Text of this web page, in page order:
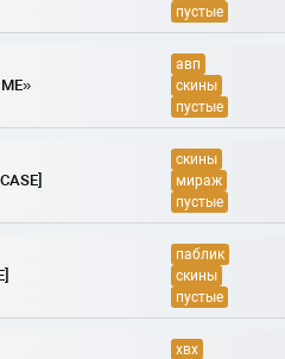
пустые
авп
скины
пустые
скины
мираж
пустые
паблик
скины
пустые
хвх